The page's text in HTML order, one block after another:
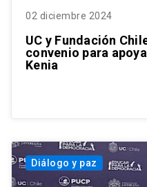
02 diciembre 2024
UC y Fundación
convenio para
Kenia
Diálogo y paz